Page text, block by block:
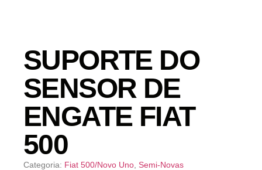
SUPORTE DO
SENSOR DE
ENGATE FIAT
500
Categoria: Fiat 500/Novo Uno Semi-Novas